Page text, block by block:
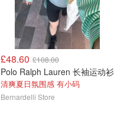
£48.60 £108.00
Polo Ralph Lauren 长袖运动衫
清爽夏日氛围感 有小码
Bernardelli Store